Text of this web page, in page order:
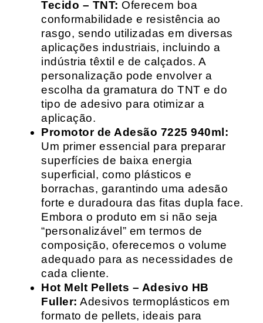
Tecido – TNT: Oferecem boa
conformabilidade e resistência ao
rasgo, sendo utilizadas em diversas
aplicações industriais, incluindo a
indústria têxtil e de calçados. A
personalização pode envolver a
escolha da gramatura do TNT e do
tipo de adesivo para otimizar a
aplicação.
Promotor de Adesão 7225 940ml:
Um primer essencial para preparar
superfícies de baixa energia
superficial, como plásticos e
borrachas, garantindo uma adesão
forte e duradoura das fitas dupla face.
Embora o produto em si não seja
“personalizável” em termos de
composição, oferecemos o volume
adequado para as necessidades de
cada cliente.
Hot Melt Pellets – Adesivo HB
Fuller: Adesivos termoplásticos em
formato de pellets, ideais para